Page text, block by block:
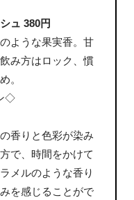
ュ 380円
ような果実香。甘
み方はロック、慣
。
◇
香りと色彩が染み
で、時間をかけて
メルのような香り
を感じることがで